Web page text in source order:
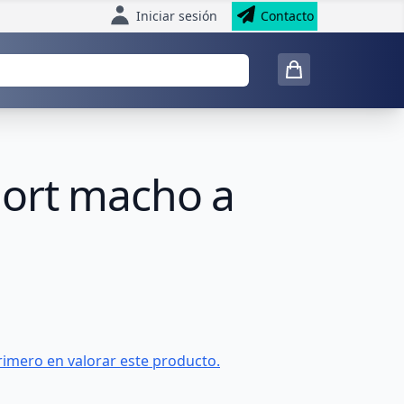
Iniciar sesión Contacto
macho a
en valorar este producto.